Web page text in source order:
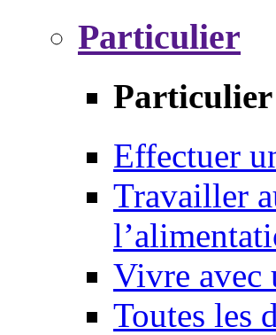
Particulier
Particulier
Effectuer
Travailler
Vivre avec
Toutes les